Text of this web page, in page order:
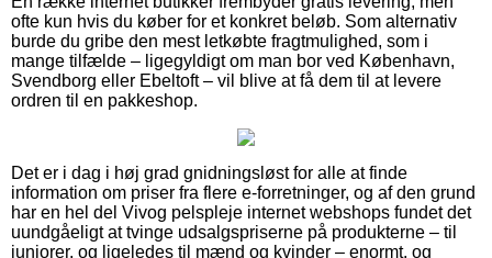
ofte kun hvis du køber for et konkret beløb. Som alternativ
burde du gribe den mest letkøbte fragtmulighed, som i
mange tilfælde – ligegyldigt om man bor ved København,
Svendborg eller Ebeltoft – vil blive at få dem til at levere
ordren til en pakkeshop.
Det er i dag i høj grad gnidningsløst for alle at finde
information om priser fra flere e-forretninger, og af den grund
har en hel del Vivog pelspleje internet webshops fundet det
uundgåeligt at tvinge udsalgspriserne på produkterne – til
juniorer, og ligeledes til mænd og kvinder – enormt, og